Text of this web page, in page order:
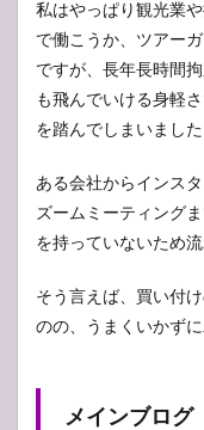
私はやっぱり観光業
で働こうか、ツアー
ですが、長年長時間
も飛んでいける身軽
を踏んでしまいました
ある会社からインス
ズームミーティング
を持っていないため流
そう言えば、買い付
のの、うまくいかず
メインブログ